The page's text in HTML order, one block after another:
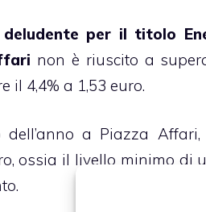
per il titolo
non è riuscito a
il 4,4% a 1,53 euro.
a Piazza
ossia il livello minimo di